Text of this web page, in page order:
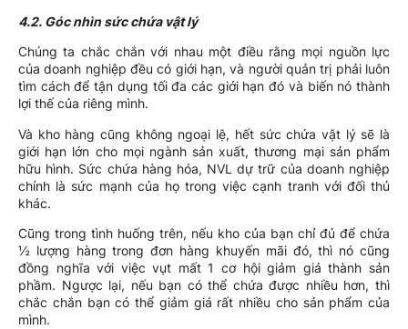
4.2. Góc nhìn sức chứa vật lý
Chúng ta chắc chắn với nhau một điều rằng mọi nguồn lực
của doanh nghiệp đều có giới hạn, và người quản trị phải luôn
tìm cách để tận dụng tối đa các giới hạn đó và biến nó thành
lợi thế của riêng mình.
Và kho hàng cũng không ngoại lệ, hết sức chứa vật lý sẽ là
giới hạn lớn cho mọi ngành sản xuất, thương mại sản phẩm
hữu hình. Sức chứa hàng hóa, NVL dự trữ của doanh nghiệp
chính là sức mạnh của họ trong việc cạnh tranh với đối thủ
khác.
Cũng trong tình huống trên, nếu kho của bạn chỉ đủ để chứa
½ lượng hàng trong đơn hàng khuyến mãi đó, thì nó cũng
đồng nghĩa với việc vụt mất 1 cơ hội giảm giá thành sản
phầm. Ngược lại, nếu bạn có thể chứa được nhiều hơn, thì
chắc chắn bạn có thể giảm giá rất nhiều cho sản phẩm của
mình.